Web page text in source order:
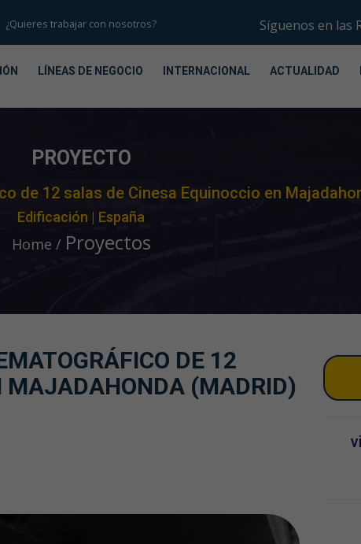
¿Quieres trabajar con nosotros? Síguenos en las
LÍNEAS DE NEGOCIO INTERNACIONAL ACTUALIDAD
PROYECTO
de 12 salas de Cinesa Equinoccio en
Edificación | España
Home Proyectos
DE 12
MAJADAHONDA (MADRID)